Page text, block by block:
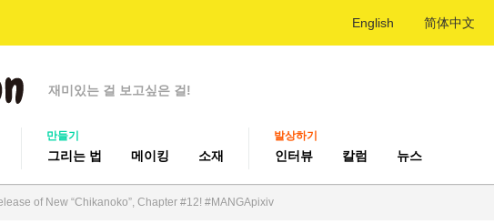
English 简体中文
재미있는 걸 보고싶은 걸!
만들기
그리는 법 메이킹 소재
발상하기
인터뷰 칼럼 뉴스
of New “Chikanoko”, Chapter #12! #MANGApixiv